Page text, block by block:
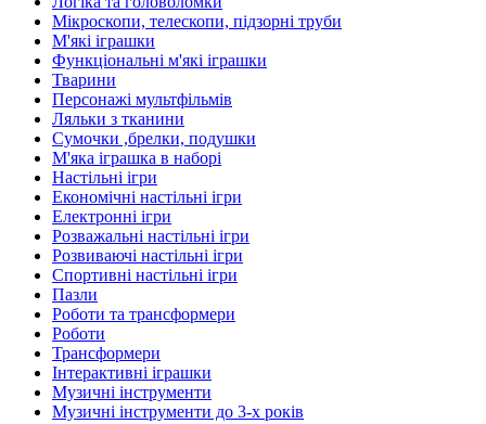
Мікроскопи, телескопи, підзорні труби
М'які іграшки
Функціональні м'які іграшки
Тварини
Персонажі мультфільмів
Ляльки з тканини
Сумочки ,брелки, подушки
М'яка іграшка в наборі
Настільні ігри
Економічні настільні ігри
Електронні ігри
Розважальні настільні ігри
Розвиваючі настільні ігри
Спортивні настільні ігри
Пазли
Роботи та трансформери
Роботи
Трансформери
Інтерактивні іграшки
Музичні інструменти
Музичні інструменти до 3-х років